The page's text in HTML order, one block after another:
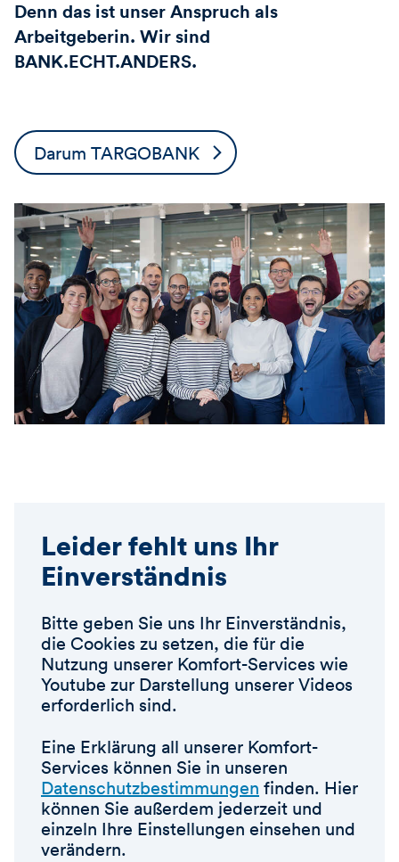
Denn das ist unser Anspruch als
Arbeitgeberin. Wir sind
BANK.ECHT.ANDERS.
Darum TARGOBANK
Leider fehlt uns Ihr
Einverständnis
Bitte geben Sie uns Ihr Einverständnis,
die Cookies zu setzen, die für die
Nutzung unserer Komfort-Services wie
Youtube zur Darstellung unserer Videos
erforderlich sind.
Eine Erklärung all unserer Komfort-
Services können Sie in unseren
Datenschutzbestimmungen finden. Hier
können Sie außerdem jederzeit und
einzeln Ihre Einstellungen einsehen und
verändern.